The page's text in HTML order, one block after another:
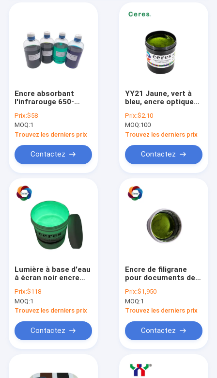
Produits
Encre absorbant
l'infrarouge 650-
pour imprimantes à
jet d'encre 100mL
Prix:$58
MOQ:1
Trouvez les derniers prix
Contactez
YY21 Jaune, vert à
bleu, encre optique
l'impression de
sécurité
Prix:$2.10
MOQ:100
Trouvez les derniers prix
Contactez
Lumière à base d'eau
à écran noir encre
Vert
Prix:$118
MOQ:1
Trouvez les derniers prix
Contactez
Encre de filigrane
pour documents de
à base de solvant
Prix:$1,950
MOQ:1
Trouvez les derniers prix
Contactez